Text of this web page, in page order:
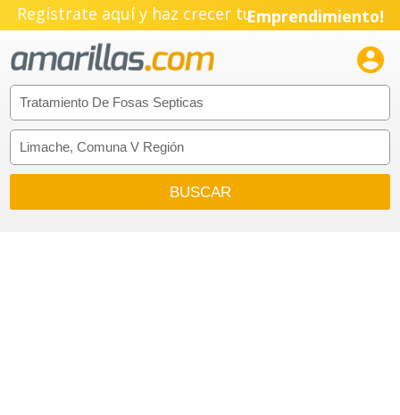
Regístrate aquí y haz crecer tuEmprendimiento!
